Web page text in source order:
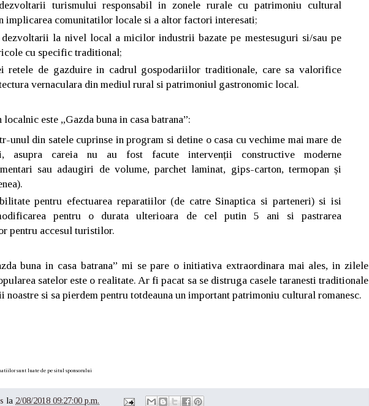
turismului responsabil in zonele rurale cu patrimoniu cultural
implicarea comunitatilor locale si a altor factori interesati;
dezvoltarii la nivel local a micilor industrii bazate pe mestesuguri si/sau pe
cu specific traditional;
retele de gazduire in cadrul gospodariilor traditionale, care sa valorifice
vernaculara din mediul rural si patrimoniul gastronomic local.
localnic este „Gazda buna in casa batrana”:
unul din satele cuprinse in program si detine o casa cu vechime mai mare de
asupra careia nu au fost facute intervenții constructive moderne
sau adaugiri de volume, parchet laminat, gips-carton, termopan și
pentru efectuarea reparatiilor (de catre Sinaptica si parteneri) si isi
pentru o durata ulterioara de cel putin 5 ani si pastrarea
pentru accesul turistilor.
buna in casa batrana” mi se pare o initiativa extraordinara mai ales, in zilele
satelor este o realitate. Ar fi pacat sa se distruga casele taranesti traditionale
noastre si sa pierdem pentru totdeauna un important patrimoniu cultural romanesc.
sunt luate de pe situl sponsorului
la 2/08/2018 09:27:00 p.m.